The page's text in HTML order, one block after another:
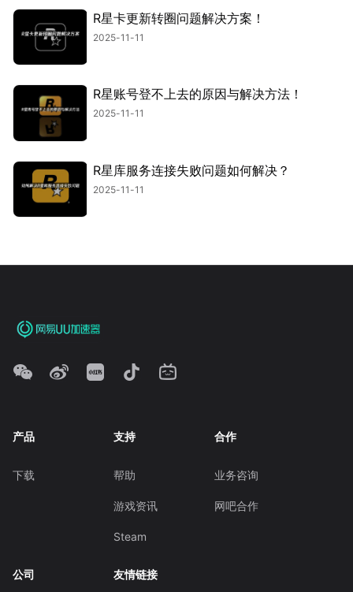
R星卡更新转圈问题解决方案！
2025-11-11
R星账号登不上去的原因与解决方法！
2025-11-11
R星库服务连接失败问题如何解决？
2025-11-11
产品
下载
支持
帮助
游戏资讯
Steam
合作
业务咨询
网吧合作
公司 友情链接